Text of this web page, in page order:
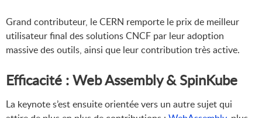
Grand contributeur, le CERN remporte le prix de meilleur
utilisateur final des solutions CNCF par leur adoption
massive des outils, ainsi que leur contribution très active.
Efficacité : Web Assembly & SpinKube
La keynote s’est ensuite orientée vers un autre sujet qui